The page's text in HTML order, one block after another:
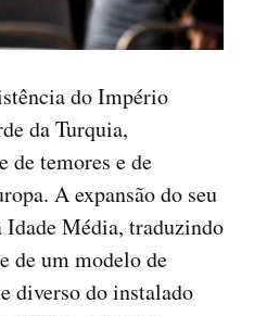
do Império
da Turquia,
de temores e de
A expansão do seu
Média, traduzindo
de um modelo de
diverso do instalado